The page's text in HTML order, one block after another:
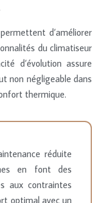
permettent d’améliorer
du climatiseur
d’évolution assure
non négligeable dans
thermique.
réduite
en font des
aux contraintes
optimal avec un